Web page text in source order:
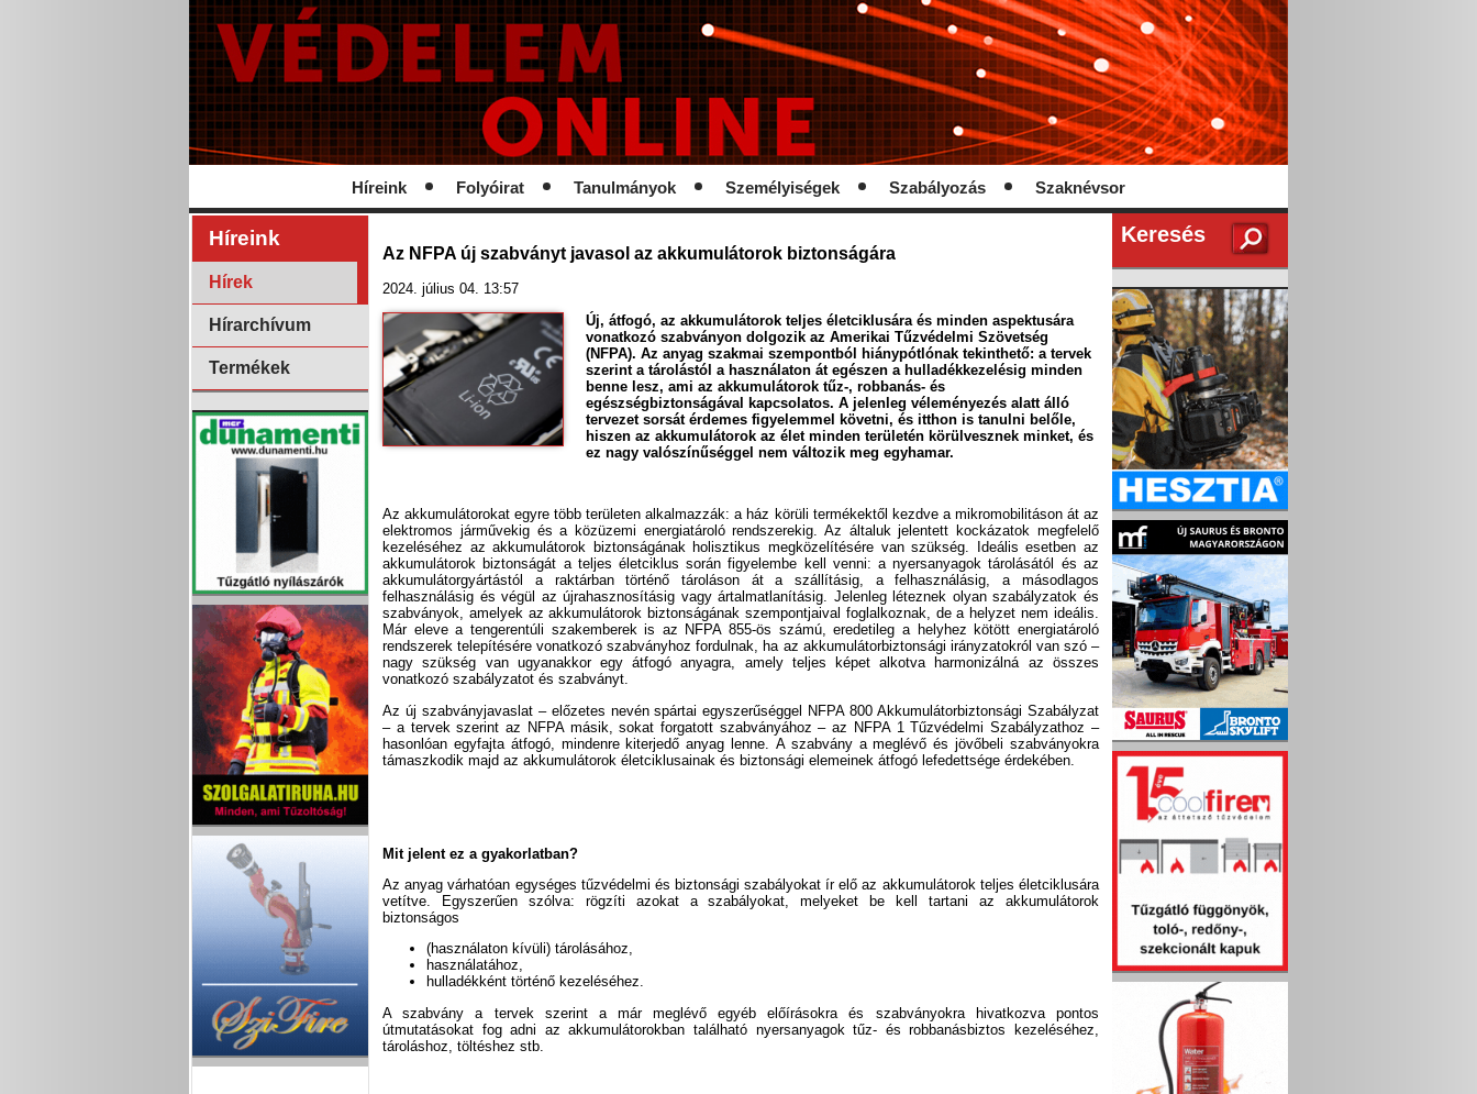
Híreink Folyóirat Tanulmányok Személyiségek Szabályozás Szaknévsor
Híreink
Hírek
Hírarchívum
Termékek
Az NFPA új szabványt javasol az akkumulátorok biztonságára
2024. július 04. 13:57
Új, átfogó, az akkumulátorok teljes életciklusára és minden aspektusára
vonatkozó szabványon dolgozik az Amerikai Tűzvédelmi Szövetség
(NFPA). Az anyag szakmai szempontból hiánypótlónak tekinthető: a tervek
szerint a tárolástól a használaton át egészen a hulladékkezelésig minden
benne lesz, ami az akkumulátorok tűz-, robbanás- és
egészségbiztonságával kapcsolatos. A jelenleg véleményezés alatt álló
tervezet sorsát érdemes figyelemmel követni, és itthon is tanulni belőle,
hiszen az akkumulátorok az élet minden területén körülvesznek minket, és
ez nagy valószínűséggel nem változik meg egyhamar.
Az akkumulátorokat egyre több területen alkalmazzák: a ház körüli termékektől kezdve a mikromobilitáson át az
elektromos járművekig és a közüzemi energiatároló rendszerekig. Az általuk jelentett kockázatok megfelelő
kezeléséhez az akkumulátorok biztonságának holisztikus megközelítésére van szükség. Ideális esetben az
akkumulátorok biztonságát a teljes életciklus során figyelembe kell venni: a nyersanyagok tárolásától és az
akkumulátorgyártástól a raktárban történő tároláson át a szállításig, a felhasználásig, a másodlagos
felhasználásig és végül az újrahasznosításig vagy ártalmatlanításig. Jelenleg léteznek olyan szabályzatok és
szabványok, amelyek az akkumulátorok biztonságának szempontjaival foglalkoznak, de a helyzet nem ideális.
Már eleve a tengerentúli szakemberek is az NFPA 855-ös számú, eredetileg a helyhez kötött energiatároló
rendszerek telepítésére vonatkozó szabványhoz fordulnak, ha az akkumulátorbiztonsági irányzatokról van szó –
nagy szükség van ugyanakkor egy átfogó anyagra, amely teljes képet alkotva harmonizálná az összes
vonatkozó szabályzatot és szabványt.
Az új szabványjavaslat – előzetes nevén spártai egyszerűséggel NFPA 800 Akkumulátorbiztonsági Szabályzat
– a tervek szerint az NFPA másik, sokat forgatott szabványához – az NFPA 1 Tűzvédelmi Szabályzathoz –
hasonlóan egyfajta átfogó, mindenre kiterjedő anyag lenne. A szabvány a meglévő és jövőbeli szabványokra
támaszkodik majd az akkumulátorok életciklusainak és biztonsági elemeinek átfogó lefedettsége érdekében.
Mit jelent ez a gyakorlatban?
Az anyag várhatóan egységes tűzvédelmi és biztonsági szabályokat ír elő az akkumulátorok teljes életciklusára
vetítve. Egyszerűen szólva: rögzíti azokat a szabályokat, melyeket be kell tartani az akkumulátorok
biztonságos
(használaton kívüli) tárolásához,
használatához,
hulladékként történő kezeléséhez.
A szabvány a tervek szerint a már meglévő egyéb előírásokra és szabványokra hivatkozva pontos
útmutatásokat fog adni az akkumulátorokban található nyersanyagok tűz- és robbanásbiztos kezeléséhez,
tároláshoz, töltéshez stb.
Keresés